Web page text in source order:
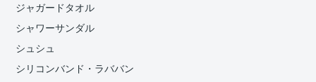
ジャガードタオル
シャワーサンダル
シュシュ
シリコンバンド・ラババン